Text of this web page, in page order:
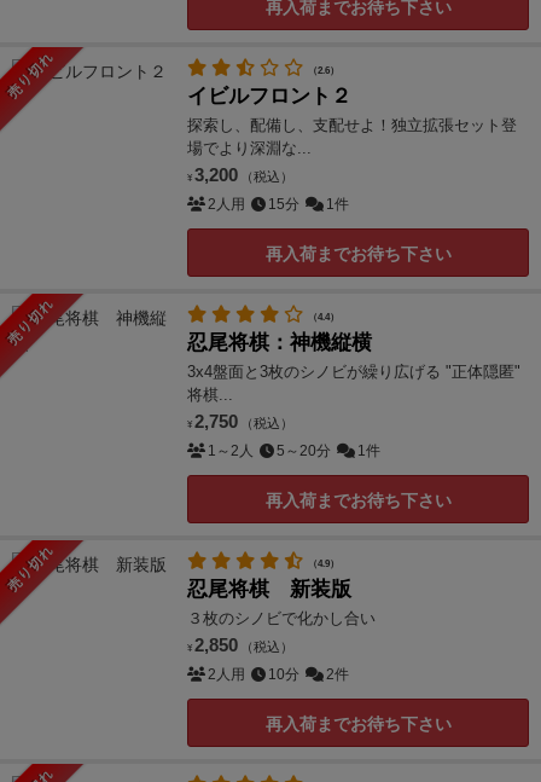
再入荷までお待ち下さい
売り切れ （2.6）
イビルフロント２
探索し、配備し、支配せよ！独立拡張セット登
場でより深淵な...
¥ 3,200 （税込）
2人用 15分 1件
再入荷までお待ち下さい
売り切れ （4.4）
忍尾将棋：神機縦横
3x4盤面と3枚のシノビが繰り広げる "正体隠匿"
将棋...
¥ 2,750 （税込）
1～2人 5～20分 1件
再入荷までお待ち下さい
売り切れ （4.9）
忍尾将棋 新装版
３枚のシノビで化かし合い
¥ 2,850 （税込）
2人用 10分 2件
再入荷までお待ち下さい